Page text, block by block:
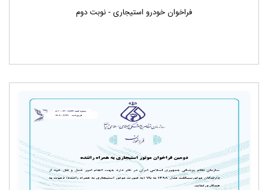
فراخوان خودرو استیجاری - نوبت دوم